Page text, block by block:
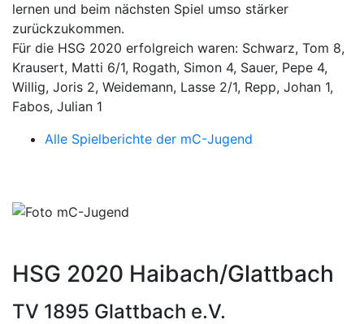
lernen und beim nächsten Spiel umso stärker
zurückzukommen.
Für die HSG 2020 erfolgreich waren: Schwarz, Tom 8,
Krausert, Matti 6/1, Rogath, Simon 4, Sauer, Pepe 4,
Willig, Joris 2, Weidemann, Lasse 2/1, Repp, Johan 1,
Fabos, Julian 1
Alle Spielberichte der mC-Jugend
HSG 2020 Haibach/Glattbach
TV 1895 Glattbach e.V.